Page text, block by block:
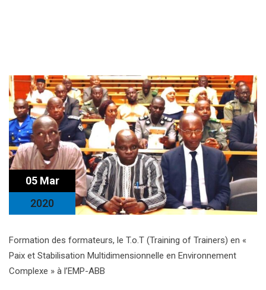
05 Mar
2020
Formation des formateurs, le T.o.T (Training of Trainers) en «
Paix et Stabilisation Multidimensionnelle en Environnement
Complexe » à l’EMP-ABB